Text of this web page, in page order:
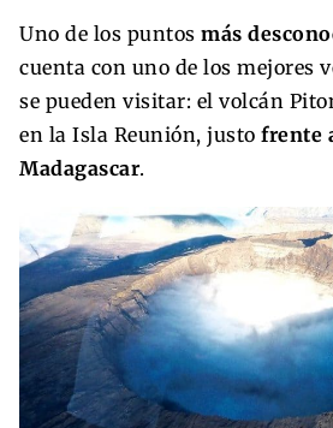
Uno de los puntos más
cuenta con uno de los mejores
se pueden visitar: el volcán
en la Isla Reunión, justo frente
Madagascar.